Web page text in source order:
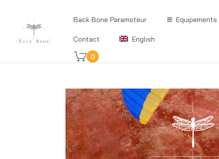
Back Bone Paramoteur Equipements
Contact
English
0